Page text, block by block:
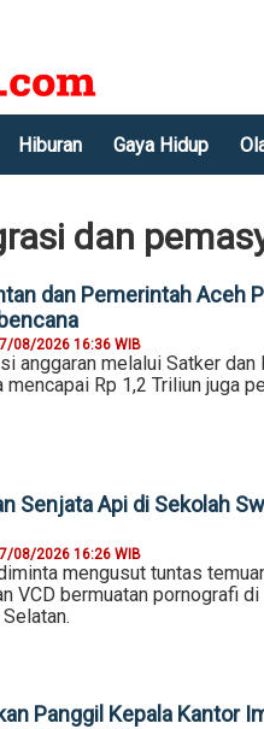
Hiburan Gaya Hidup
dan
dan Pemerintah Aceh
08/2026 16:36 WIB
anggaran melalui Satker
mencapai Rp 1,2 Triliun juga
Senjata Api di Sekolah
08/2026 16:26 WIB
mengusut tuntas
VCD bermuatan pornografi
Panggil Kepala Kantor